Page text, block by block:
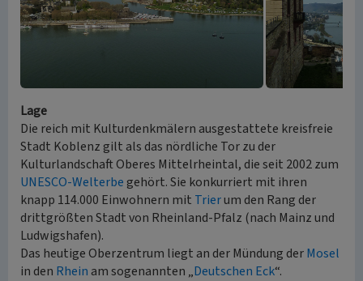
Lage
Die reich mit Kulturdenkmälern ausgestattete kreisfreie
Stadt Koblenz gilt als das nördliche Tor zu der
Kulturlandschaft Oberes Mittelrheintal, die seit 2002 zum
UNESCO-Welterbe gehört. Sie konkurriert mit ihren
knapp 114.000 Einwohnern mit Trierum den Rang der
drittgrößten Stadt von Rheinland-Pfalz (nach Mainz und
Ludwigshafen).
Das heutige Oberzentrum liegt an der Mündung derMosel
in den Rhein am sogenannten „Deutschen Eck“.